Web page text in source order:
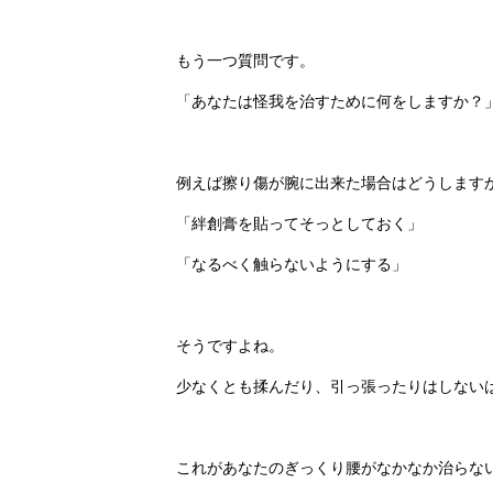
もう一つ質問です。
「あなたは怪我を治すために何をしますか？」
例えば擦り傷が腕に出来た場合はどうします
「絆創膏を貼ってそっとしておく」
「なるべく触らないようにする」
そうですよね。
少なくとも揉んだり、引っ張ったりはしない
これがあなたのぎっくり腰がなかなか治らな